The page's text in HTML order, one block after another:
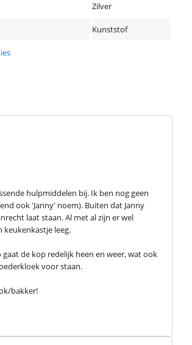
Zilver
Kunststof
hulpmiddelen bij. Ik ben nog geen
ook 'Janny' noem). Buiten dat Janny
laat staan. Al met al zijn er wel
leeg.
de kop redelijk heen en weer, wat ook
voor staan.
bakker!